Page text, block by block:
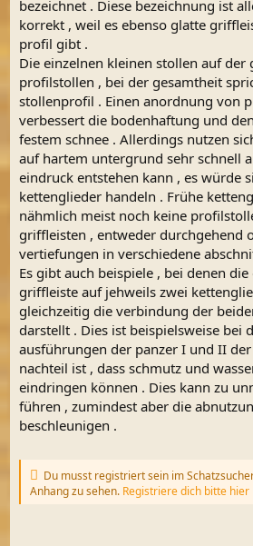
bezeichnet . Diese bezeichnung ist
korrekt , weil es ebenso glatte
profil gibt .
Die einzelnen kleinen stollen auf
profilstollen , bei der gesamtheit
stollenprofil . Einen anordnung von
verbessert die bodenhaftung und
festem schnee . Allerdings nutzen
auf hartem untergrund sehr schnell
eindruck entstehen kann , es würde
kettenglieder handeln . Frühe
nähmlich meist noch keine
griffleisten , entweder durchgehend
vertiefungen in verschiedene
Es gibt auch beispiele , bei denen
griffleiste auf jehweils zwei
gleichzeitig die verbindung der
darstellt . Dies ist beispielsweise bei
ausführungen der panzer I und II
nachteil ist , dass schmutz und
eindringen können . Dies kann zu
führen , zumindest aber die
beschleunigen .
Du musst registriert sein im
Anhang zu sehen. Registriere dich bitte hier